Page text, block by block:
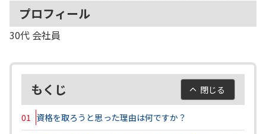
プロフィール
30代 会社員
もくじ 閉じる
01 資格を取ろうと思った理由は何ですか？